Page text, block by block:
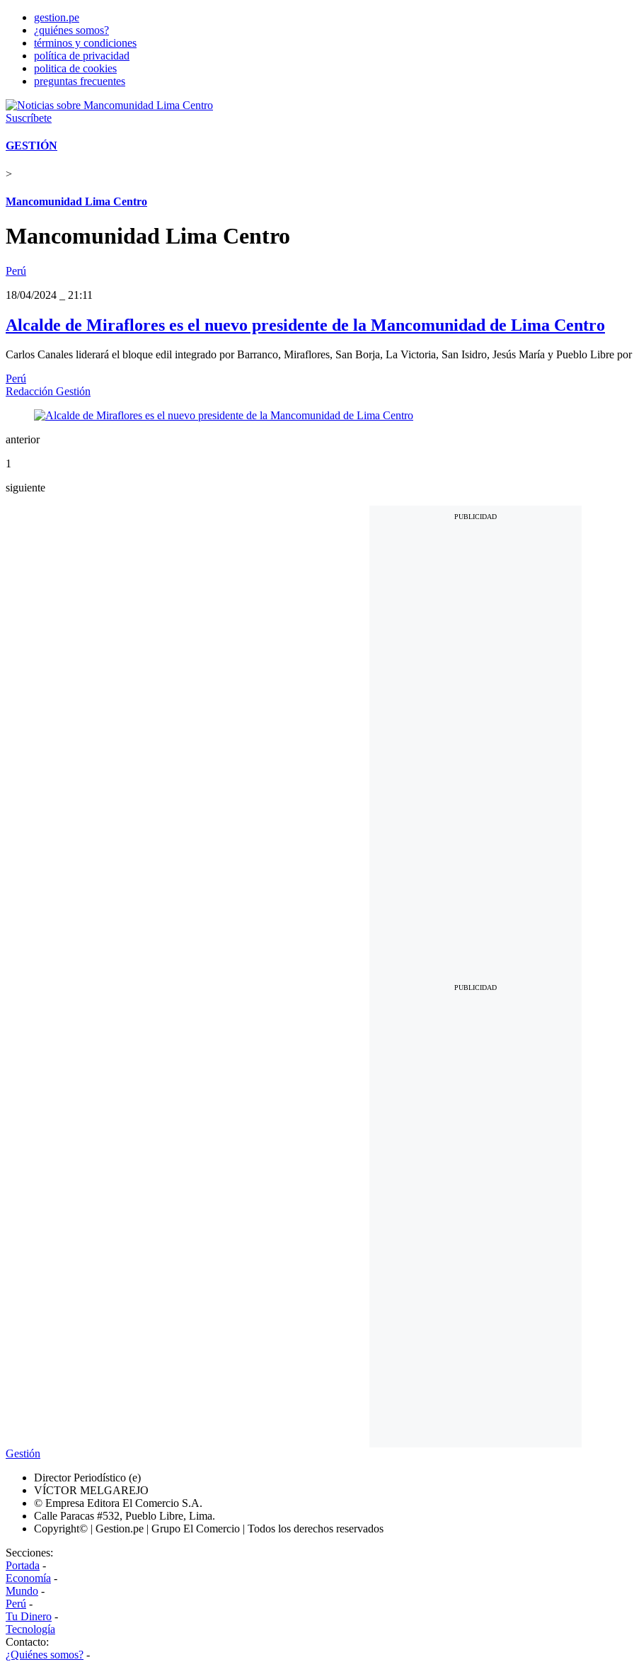
gestion.pe
¿quiénes somos?
términos y condiciones
política de privacidad
politica de cookies
preguntas frecuentes
Suscríbete
GESTIÓN
>
Mancomunidad Lima Centro
Mancomunidad Lima Centro
Perú
18/04/2024
21:11
Alcalde de Miraflores es el nuevo presidente de la Mancomunidad de Lima Centro
Carlos Canales liderará el bloque edil integrado por Barranco, Miraflores, San Borja, La Victoria, San Isidro, Jesús María y Pueblo Libre por
Perú
Redacción Gestión
anterior
1
siguiente
Gestión
Director Periodístico (e)
VÍCTOR MELGAREJO
© Empresa Editora El Comercio S.A.
Calle Paracas #532, Pueblo Libre, Lima.
Copyright© | Gestion.pe | Grupo El Comercio | Todos los derechos reservados
Secciones:
Portada -
Economía -
Mundo -
Perú -
Tu Dinero -
Tecnología
Contacto:
¿Quiénes somos? -